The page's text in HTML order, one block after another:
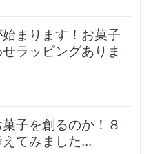
まります！お菓子
ラッピングありま
子を創るのか！８
てみました...